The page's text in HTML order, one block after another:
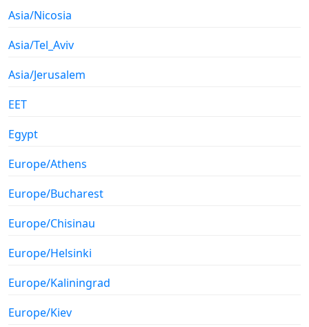
Asia/Nicosia
Asia/Tel_Aviv
Asia/Jerusalem
EET
Egypt
Europe/Athens
Europe/Bucharest
Europe/Chisinau
Europe/Helsinki
Europe/Kaliningrad
Europe/Kiev